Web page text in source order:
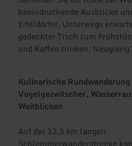
beeindruckende Ausblicke
Eifeldörfer. Unterwegs
gedeckter Tisch zum
und Kaffee trinken.
Kulinarische
Vogelgezwitscher,
Weitblicken
Auf der 12,5 km langen